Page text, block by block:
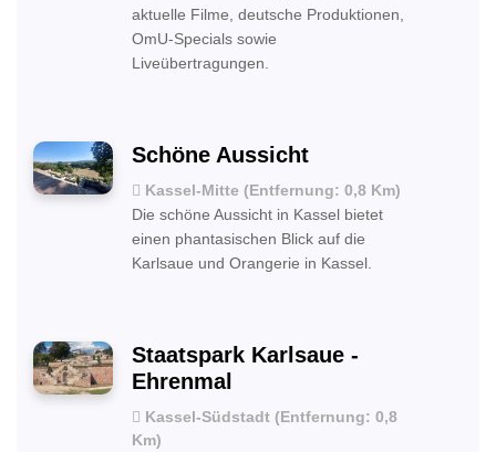
aktuelle Filme, deutsche Produktionen,
OmU-Specials sowie
Liveübertragungen.
Schöne Aussicht
Kassel-Mitte (Entfernung: 0,8 Km)
Die schöne Aussicht in Kassel bietet
einen phantasischen Blick auf die
Karlsaue und Orangerie in Kassel.
Staatspark Karlsaue -
Ehrenmal
Kassel-Südstadt (Entfernung: 0,8
Km)